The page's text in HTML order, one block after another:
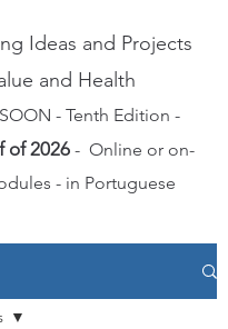
Ideas and Projects
and Health
- Tenth Edition -
of 2026 - Online or on-
- in Portuguese